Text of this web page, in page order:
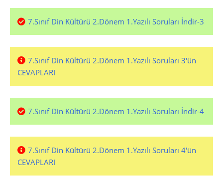
7.Sınıf Din Kültürü 2.Dönem 1.Yazılı Soruları İndir-3
7.Sınıf Din Kültürü 2.Dönem 1.Yazılı Soruları 3'ün
CEVAPLARI
7.Sınıf Din Kültürü 2.Dönem 1.Yazılı Soruları İndir-4
7.Sınıf Din Kültürü 2.Dönem 1.Yazılı Soruları 4'ün
CEVAPLARI